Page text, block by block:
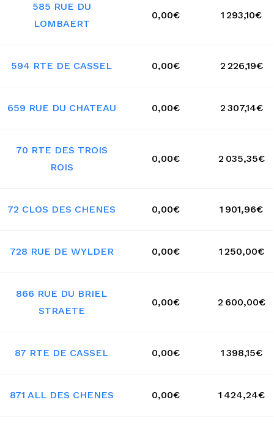
585 RUE DU
LOMBAERT
0,00€ 1 293,10€
594 RTE DE CASSEL 0,00€ 2 226,19€
659 RUE DU CHATEAU 0,00€ 2 307,14€
70 RTE DES TROIS
ROIS
0,00€ 2 035,35€
72 CLOS DES CHENES 0,00€ 1 901,96€
728 RUE DE WYLDER 0,00€ 1 250,00€
866 RUE DU BRIEL
STRAETE
0,00€ 2 600,00€
87 RTE DE CASSEL 0,00€ 1 398,15€
871 ALL DES CHENES 0,00€ 1 424,24€